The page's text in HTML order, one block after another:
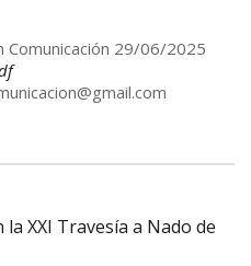
Comunicación 29/06/2025
XXI Travesía a Nado de